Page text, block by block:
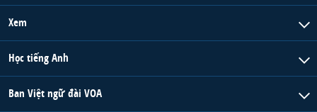
Xem
Học tiếng Anh
Ban Việt ngữ đài VOA